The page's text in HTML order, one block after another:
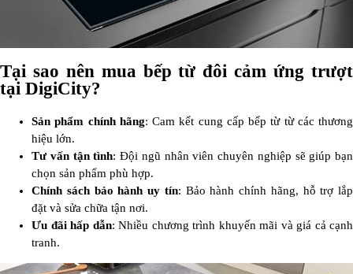
Tại sao nên mua bếp từ đôi cảm ứng trượt
tại DigiCity?
Sản phẩm chính hãng: Cam kết cung cấp bếp từ từ các thương
hiệu lớn.
Tư vấn tận tình: Đội ngũ nhân viên chuyên nghiệp sẽ giúp bạn
chọn sản phẩm phù hợp.
Chính sách bảo hành uy tín: Bảo hành chính hãng, hỗ trợ lắp
đặt và sửa chữa tận nơi.
Ưu đãi hấp dẫn: Nhiều chương trình khuyến mãi và giá cả cạnh
tranh.